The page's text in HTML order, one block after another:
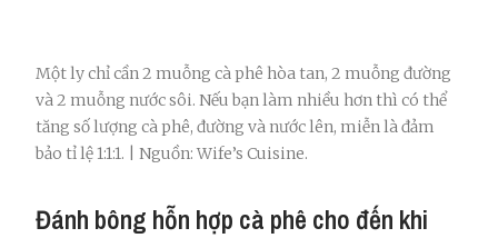
Một ly chỉ cần 2 muỗng cà phê hòa tan, 2 muỗng đường
và 2 muỗng nước sôi. Nếu bạn làm nhiều hơn thì có thể
tăng số lượng cà phê, đường và nước lên, miễn là đảm
bảo tỉ lệ 1:1:1. | Nguồn: Wife’s Cuisine.
Đánh bông hỗn hợp cà phê cho đến khi